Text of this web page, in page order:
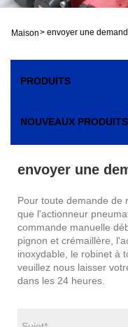
Maison> envoyer une
PRODUITS
NOUVEAUX PRODUITS
envoyer une
Pour toute demande de
que l'actionneur
commande manuelle
pignon et crémaillère,
inoxydable, le robinet à
veuillez nous laisser
dans les 24 heures.